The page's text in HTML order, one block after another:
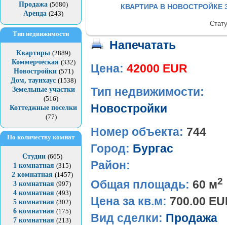
Продажа (5680)
Аренда (243)
Тип недвижимости
Квартиры (2889)
Коммерческая (332)
Новостройки (571)
Дом, таунхаус (1538)
Земельные участки
(516)
Коттеджные поселки
(77)
По количеству комнат
Студии (665)
1 комнатная (315)
2 комнатная (1457)
3 комнатная (997)
4 комнатная (493)
5 комнатная (302)
6 комнатная (175)
7 комнатная (213)
КВАРТИРА В НОВОСТРОЙКЕ
Напечатать
Цена: 42000 EUR
Тип недвижимости:
Новостройки
Номер объекта: 744
Город: Бургас
Район:
Общая площадь: 60 м2
Цена за кв.м: 700.00
Вид сделки: Продажа